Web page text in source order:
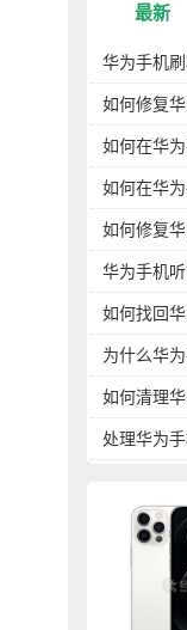
最新
华为手机
决？
如何修复
的问题？
如何在华
如何在华
如何修复
华为手机
如何找回
骤
为什么华
音或者对
如何清理
处理华为